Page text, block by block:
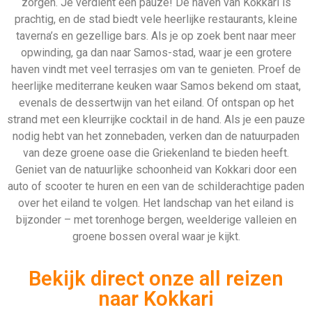
prachtig, en de stad biedt vele heerlijke restaurants, kleine
taverna’s en gezellige bars. Als je op zoek bent naar meer
opwinding, ga dan naar Samos-stad, waar je een grotere
haven vindt met veel terrasjes om van te genieten. Proef de
heerlijke mediterrane keuken waar Samos bekend om staat,
evenals de dessertwijn van het eiland. Of ontspan op het
strand met een kleurrijke cocktail in de hand. Als je een pauze
nodig hebt van het zonnebaden, verken dan de natuurpaden
van deze groene oase die Griekenland te bieden heeft.
Geniet van de natuurlijke schoonheid van Kokkari door een
auto of scooter te huren en een van de schilderachtige paden
over het eiland te volgen. Het landschap van het eiland is
bijzonder – met torenhoge bergen, weelderige valleien en
groene bossen overal waar je kijkt.
Bekijk direct onze all reizen
naar Kokkari